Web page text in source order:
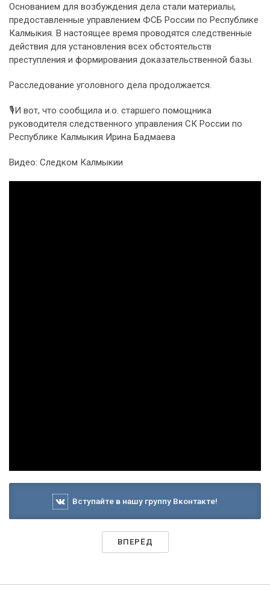
Основанием для возбуждения дела стали материалы,
предоставленные управлением ФСБ России по Республике
Калмыкия. В настоящее время проводятся следственные
действия для установления всех обстоятельств
преступления и формирования доказательственной базы.
Расследование уголовного дела продолжается.
🎙И вот, что сообщила и.о. старшего помощника
руководителя следственного управления СК России по
Республике Калмыкия Ирина Бадмаева
Видео: Следком Калмыкии
Вступайте в нашу группу Вконтакте!
ВПЕРЁД